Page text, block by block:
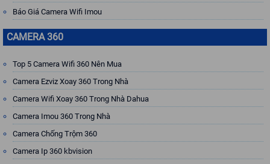
Báo Giá Camera Wifi Imou
CAMERA 360
Top 5 Camera Wifi 360 Nên Mua
Camera Ezviz Xoay 360 Trong Nhà
Camera Wifi Xoay 360 Trong Nhà Dahua
Camera Imou 360 Trong Nhà
Camera Chống Trộm 360
Camera Ip 360 kbvision